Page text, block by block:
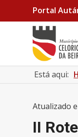
Portal
Está aqui:
Atualizado
II